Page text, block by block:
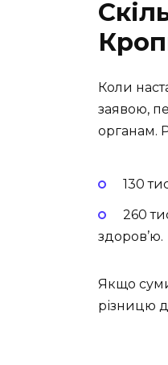
Коли
заявою,
органам.
130
260
здоров’ю.
Якщо
різницю